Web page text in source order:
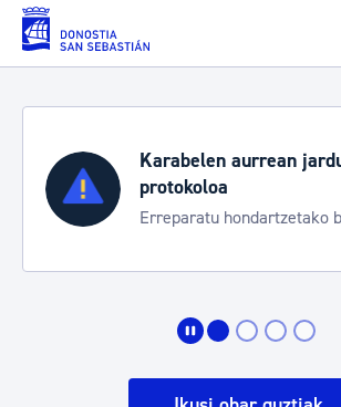
Eduki nagusira joan
Karabelen aurrean jarduteko
protokoloa
Erreparatu hondartzetako banderei